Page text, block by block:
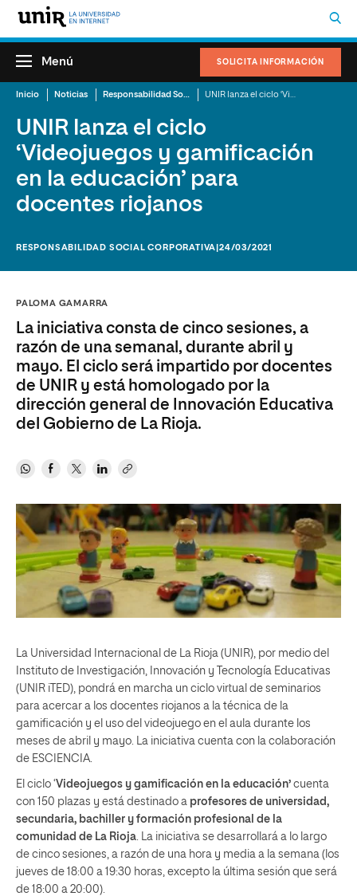
SOLICITA INFORMACIÓN
Menú
Inicio Noticias Responsabilidad Social Corporativa
UNIR lanza el ciclo
‘Videojuegos y gamificación
en la educación’ para
docentes riojanos
RESPONSABILIDAD SOCIAL CORPORATIVA |24/03/2021
PALOMA GAMARRA
La iniciativa consta de cinco sesiones, a
razón de una semanal, durante abril y
mayo. El ciclo será impartido por docentes
de UNIR y está homologado por la
dirección general de Innovación Educativa
del Gobierno de La Rioja.
La Universidad Internacional de La Rioja (UNIR), por medio del
Instituto de Investigación, Innovación y Tecnología Educativas
(UNIR iTED), pondrá en marcha un ciclo virtual de seminarios
para acercar a los docentes riojanos a la técnica de la
gamificación y el uso del videojuego en el aula durante los
meses de abril y mayo. La iniciativa cuenta con la colaboración
de ESCIENCIA.
El ciclo ‘Videojuegos y gamificación en la educación’ cuenta
con 150 plazas y está destinado a profesores de universidad,
secundaria, bachiller y formación profesional de la
comunidad de La Rioja . La iniciativa se desarrollará a lo largo
de cinco sesiones, a razón de una hora y media a la semana (los
jueves de 18:00 a 19:30 horas, excepto la última sesión que será
de 18:00 a 20:00).